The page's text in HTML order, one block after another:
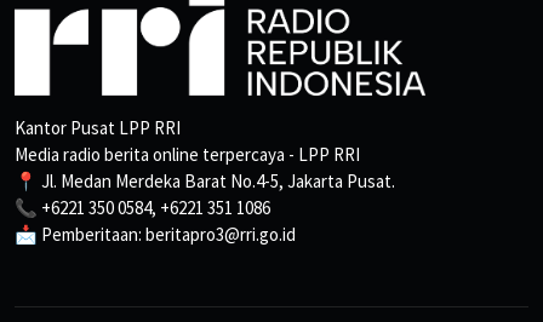
Kantor Pusat LPP RRI
Media radio berita online terpercaya - LPP RRI
📍 Jl. Medan Merdeka Barat No.4-5, Jakarta Pusat.
📞 +6221 350 0584, +6221 351 1086
📩 Pemberitaan: beritapro3@rri.go.id